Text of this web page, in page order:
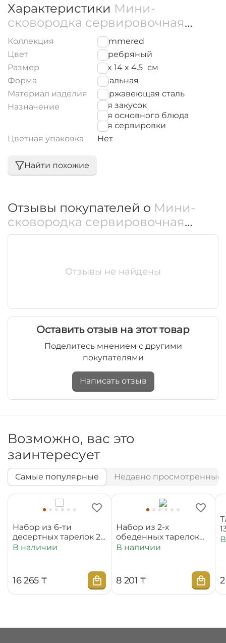
Характеристики Мини-
сковородка сервировочная
овальная с ручками WL‑554107/S
Коллекция
Hammered
Цвет
Серебряный
Размер
18 x 14 x 4.5 см
Форма
Овальная
Материал изделия
Нержавеющая сталь
Назначение
для закусок
для основного блюда
для сервировки
Цветная упаковка
Нет
Найти похожие
Отзывы покупателей о Мини-
сковородка сервировочная
овальная с ручками WL‑554107/S
Отзывы не найдены
Оставить отзыв на этот товар
Поделитесь мнением с другими
покупателями
Написать отзыв
Возможно, вас это
заинтересует
Самые популярные Недавно просмотренные
Набор из 6-ти
десертных тарелок 20
см WL‑880100‑JV/6C
В наличии
16 265 ₸
Набор из 2-х
обеденных тарелок
25,5 см
В наличии
8 201 ₸